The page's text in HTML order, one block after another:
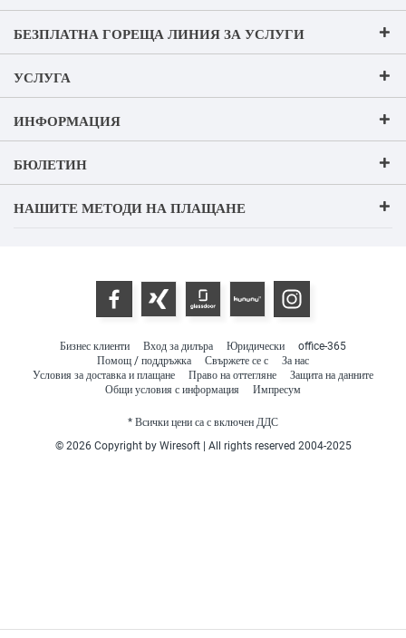
БЕЗПЛАТНА ГОРЕЩА ЛИНИЯ ЗА УСЛУГИ
УСЛУГА
ИНФОРМАЦИЯ
БЮЛЕТИН
НАШИТЕ МЕТОДИ НА ПЛАЩАНЕ
Бизнес клиенти Вход за дилъра Юридически
office-365
Помощ / поддръжка
Свържете се с
За нас
Условия за доставка и плащане
Право на оттегляне
Защита на данните
Общи условия с информация
Импресум
* Всички цени са с включен ДДС
© 2026 Copyright by Wiresoft | All rights reserved 2004-2025